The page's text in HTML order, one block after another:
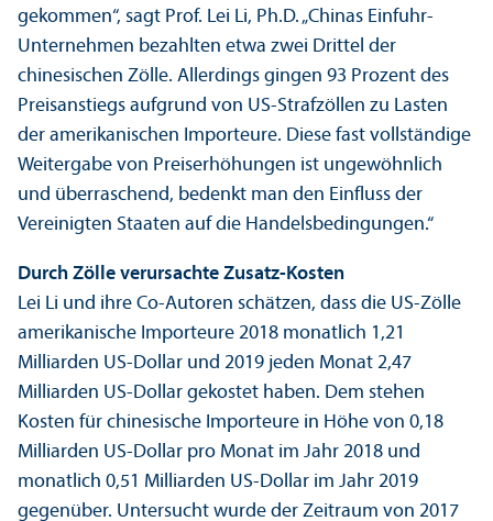
gekommen“, sagt Prof. Lei Li, Ph.D. „Chinas Einfuhr-
Unter­nehmen bezahlten etwa zwei Drittel der
chinesischen Zölle. Allerdings gingen 93 Prozent des
Preisanstiegs aufgrund von US-Strafzöllen zu Lasten
der amerikanischen Importeure. Diese fast vollständige
Weitergabe von Preiserhöhungen ist ungewöhnlich
und überraschend, bedenkt man den Einfluss der
Vereinigten Staaten auf die Handels­bedingungen.“
Durch Zölle verursachte Zusatz-Kosten
Lei Li und ihre Co-Autoren schätzen, dass die US-Zölle
amerikanische Importeure 2018 monatlich 1,21
Milliarden US-Dollar und 2019 jeden Monat 2,47
Milliarden US-Dollar gekostet haben. Dem stehen
Kosten für chinesische Importeure in Höhe von 0,18
Milliarden US-Dollar pro Monat im Jahr 2018 und
monatlich 0,51 Milliarden US-Dollar im Jahr 2019
gegenüber. Unter­sucht wurde der Zeitraum von 2017